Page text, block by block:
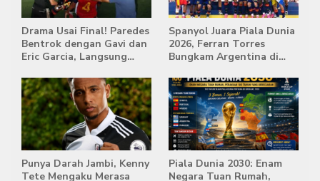
Drama Usai Final! Paredes
Bentrok dengan Gavi dan
Eric Garcia, Langsung
Spanyol Juara Piala Dunia
2026, Ferran Torres
Bungkam Argentina di
Punya Darah Jambi, Kenny
Tete Mengaku Merasa
Piala Dunia 2030: Enam
Negara Tuan Rumah,